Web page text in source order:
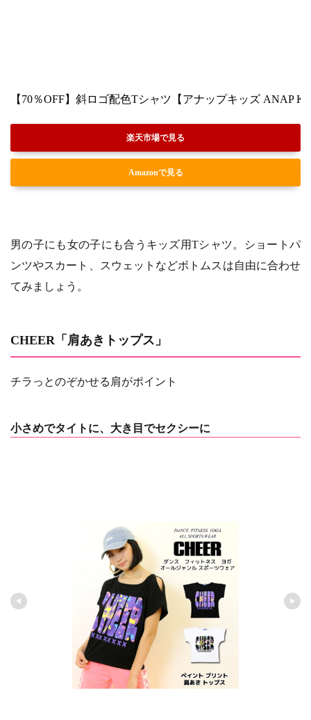
【70％OFF】斜ロゴ配色Tシャツ【アナップキッズ ANAP
楽天市場で見る
Amazonで見る
男の子にも女の子にも合うキッズ用Tシャツ。ショートパ
ンツやスカート、スウェットなどボトムスは自由に合わせ
てみましょう。
CHEER「肩あきトップス」
チラっとのぞかせる肩がポイント
小さめでタイトに、大き目でセクシーに